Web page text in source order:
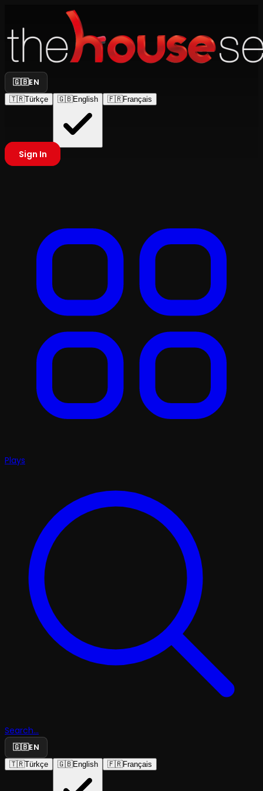
🇬🇧EN
🇹🇷Türkçe 🇬🇧English 🇫🇷Français
Sign In
Plays
Search...
🇬🇧EN
🇹🇷Türkçe 🇬🇧English 🇫🇷Français